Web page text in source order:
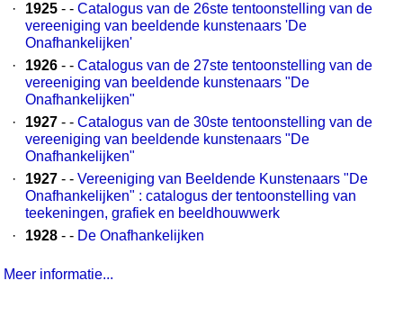
·
1925 - - Catalogus van de 26ste tentoonstelling van de
vereeniging van beeldende kunstenaars 'De
Onafhankelijken'
·
1926 - - Catalogus van de 27ste tentoonstelling van de
vereeniging van beeldende kunstenaars "De
Onafhankelijken"
·
1927 - - Catalogus van de 30ste tentoonstelling van de
vereeniging van beeldende kunstenaars "De
Onafhankelijken"
·
1927 - - Vereeniging van Beeldende Kunstenaars "De
Onafhankelijken" : catalogus der tentoonstelling van
teekeningen, grafiek en beeldhouwwerk
·
1928 - - De Onafhankelijken
Meer informatie...